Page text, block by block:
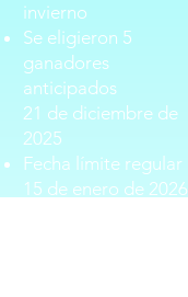
invierno
Se eligieron 5
ganadores
anticipados
21 de diciembre de
2025
Fecha límite regular
15 de enero de 2026